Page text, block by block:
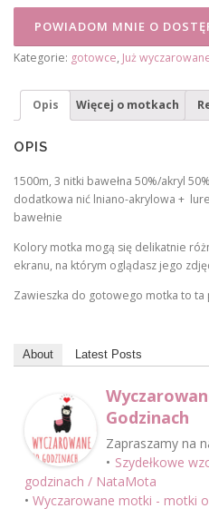
Kategorie: gotowce, Już
Opis Więcej o motkach
OPIS
1500m, 3 nitki bawełna 50%/akryl
dodatkowa nić lniano-akrylowa +
bawełnie
Kolory motka mogą się delikatnie
ekranu, na którym oglądasz jego
Zawieszka do gotowego motka to ta
About Latest Posts
Godzinach
Zapraszamy na
• Szydełkowe
godzinach / NataMota
• Wyczarowane motki - motki